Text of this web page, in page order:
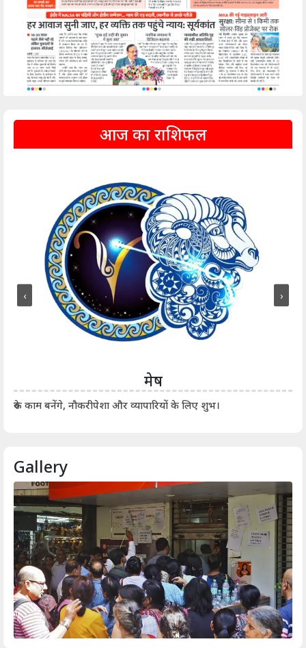
आज का राशिफल
मेष
रुके काम बनेंगे, नौकरीपेशा और व्यापारियों के लिए शुभ।
‹ ›
Gallery